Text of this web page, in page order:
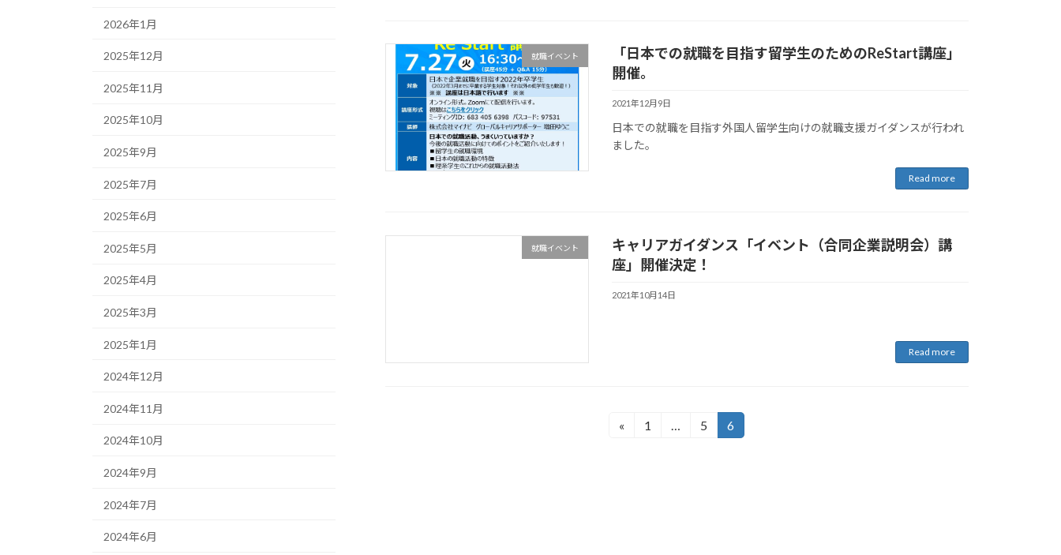
就職イベント
「日本での就職を目指す留学生のためのReStart講座」
開催。
2021年12月9日
日本での就職を目指す外国人留学生向けの就職支援ガイダンスが行われ
ました。
Read more
就職イベント
キャリアガイダンス「イベント（合同企業説明会）講
座」開催決定！
2021年10月14日
Read more
« Page
1 … Page
5 Page
6
2026年1月
2025年12月
2025年11月
2025年10月
2025年9月
2025年7月
2025年6月
2025年5月
2025年4月
2025年3月
2025年1月
2024年12月
2024年11月
2024年10月
2024年9月
2024年7月
2024年6月